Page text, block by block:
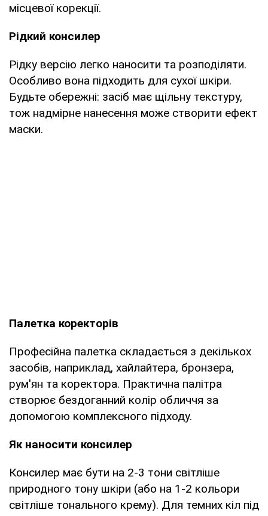
місцевої корекції.
Рідкий консилер
Рідку версію легко наносити та розподіляти.
Особливо вона підходить для сухої шкіри.
Будьте обережні: засіб має щільну текстуру,
тож надмірне нанесення може створити ефект
маски.
Палетка коректорів
Професійна палетка складається з декількох
засобів, наприклад, хайлайтера, бронзера,
рум'ян та коректора. Практична палітра
створює бездоганний колір обличчя за
допомогою комплексного підходу.
Як наносити консилер
Консилер має бути на 2-3 тони світліше
природного тону шкіри (або на 1-2 кольори
світліше тонального крему). Для темних кіл під